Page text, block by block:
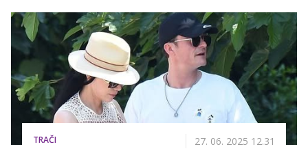
je povzročilo veliko navdušenje med oboževalci, ki že
nestrpno pričakujejo dodatne podrobnosti.
TRAČI 27. 06. 2025 12.31